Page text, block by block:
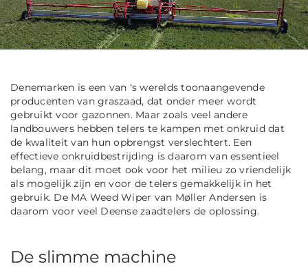
Denemarken is een van ‘s werelds toonaangevende
producenten van graszaad, dat onder meer wordt
gebruikt voor gazonnen. Maar zoals veel andere
landbouwers hebben telers te kampen met onkruid dat
de kwaliteit van hun opbrengst verslechtert. Een
effectieve onkruidbestrijding is daarom van essentieel
belang, maar dit moet ook voor het milieu zo vriendelijk
als mogelijk zijn en voor de telers gemakkelijk in het
gebruik. De MA Weed Wiper van Møller Andersen is
daarom voor veel Deense zaadtelers de oplossing.
De slimme machine